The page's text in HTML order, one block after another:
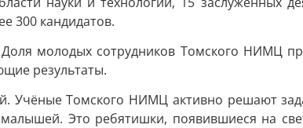
300 кандидатов.
молодых сотрудников Томского НИМЦ
результаты.
Учёные Томского НИМЦ активно решают
малышей. Это ребятишки, появившиеся на